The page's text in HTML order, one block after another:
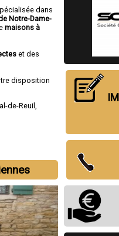
dans
Notre-Dame-
maisons à
et des
disposition
de-Reuil